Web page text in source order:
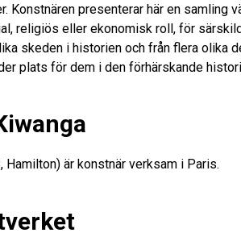
Konstnären presenterar här en samling
religiös eller ekonomisk roll, för
skeden i historien och från flera olika
plats för dem i den förhärskande
Hamilton) är konstnär verksam i Paris.